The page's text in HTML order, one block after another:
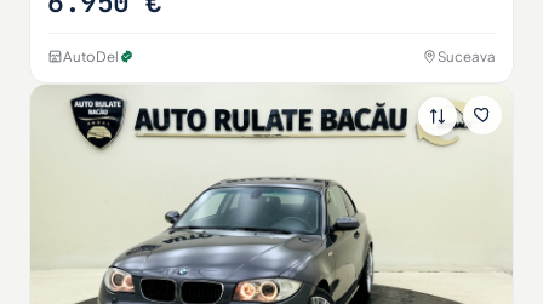
AutoDel Suceava